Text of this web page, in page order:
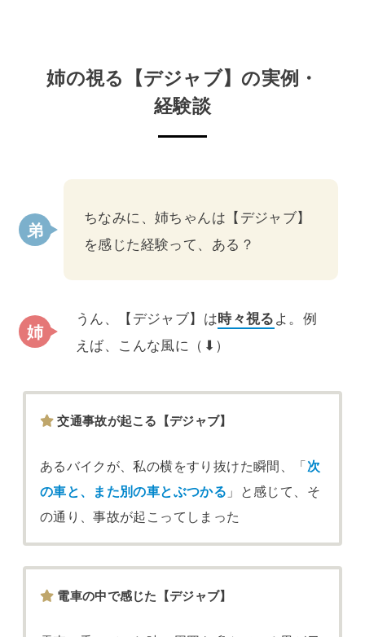
姉の視る【デジャブ】の実例・
経験談
ちなみに、姉ちゃんは【デジャブ】
を感じた経験って、ある？
うん、【デジャブ】は時々視るよ。例
えば、こんな風に（⬇）
交通事故が起こる【デジャブ】
あるバイクが、私の横をすり抜けた瞬間、「次
の車と、また別の車とぶつかる 」と感じて、そ
の通り、事故が起こってしまった
電車の中で感じた【デジャブ】